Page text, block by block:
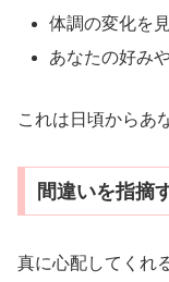
体調の変化を
あなたの好み
これは日頃からあ
間違いを指摘
真に心配してくれ